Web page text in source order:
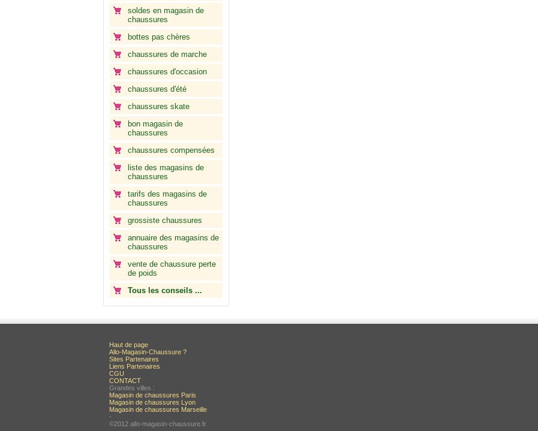
soldes en magasin de
chaussures
bottes pas chères
chaussures de marche
chaussures d'occasion
chaussures d'été
chaussures skate
bon magasin de
chaussures
chaussures compensées
liste des magasins de
chaussures
tarifs des magasins de
chaussures
grossiste chaussures
annuaire des magasins de
chaussures
vente de chaussure perte
de poids
Tous les conseils ...
Haut de page
Allo-Magasin-Chaussure ?
Sites Partenaires
Liens Partenaires
CGU
CONTACT
Grandes villes :
Magasin de chaussures Paris
Magasin de chaussures Lyon
Magasin de chaussures Marseille
-
©2012 allo-magasin-chaussure.fr